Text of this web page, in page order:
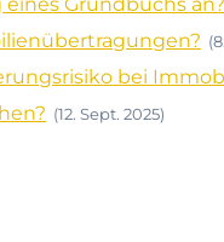
bei
(12. Sept. 2025)